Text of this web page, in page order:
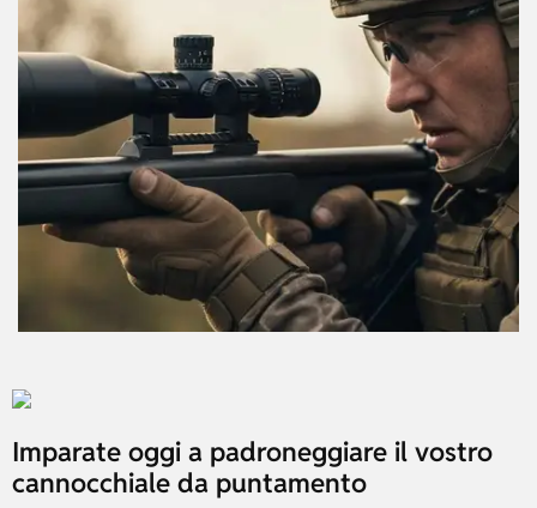
Imparate oggi a padroneggiare il vostro
cannocchiale da puntamento